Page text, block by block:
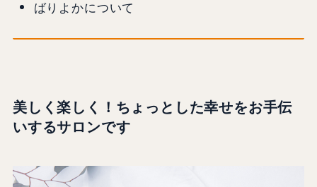
ばりよかについて
美しく楽しく！ちょっとした幸せをお手伝
いするサロンです